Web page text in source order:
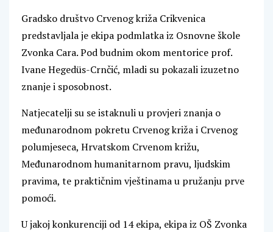
Gradsko društvo Crvenog križa Crikvenica
predstavljala je ekipa podmlatka iz Osnovne škole
Zvonka Cara. Pod budnim okom mentorice prof.
Ivane Hegedüs-Crnčić, mladi su pokazali izuzetno
znanje i sposobnost.
Natjecatelji su se istaknuli u provjeri znanja o
međunarodnom pokretu Crvenog križa i Crvenog
polumjeseca, Hrvatskom Crvenom križu,
Međunarodnom humanitarnom pravu, ljudskim
pravima, te praktičnim vještinama u pružanju prve
pomoći.
U jakoj konkurenciji od 14 ekipa, ekipa iz OŠ Zvonka